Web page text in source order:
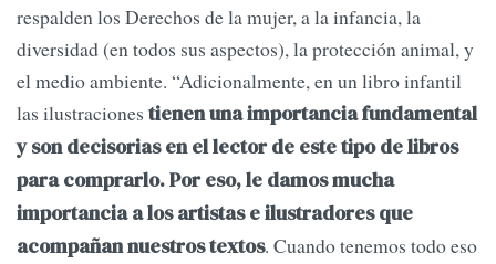
respalden los Derechos de la mujer, a la infancia, la
diversidad (en todos sus aspectos), la protección animal, y
el medio ambiente. “Adicionalmente, en un libro infantil
las ilustraciones tienen una importancia fundamental
y son decisorias en el lector de este tipo de libros
para comprarlo. Por eso, le damos mucha
importancia a los artistas e ilustradores que
acompañan nuestros textos. Cuando tenemos todo eso